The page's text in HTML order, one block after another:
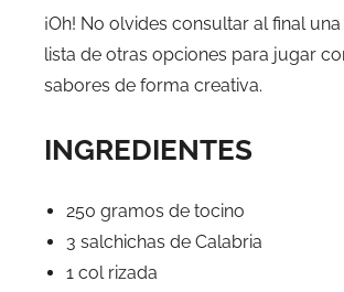
¡Oh! No olvides consultar al final
lista de otras opciones para jugar
sabores de forma creativa.
INGREDIENTES
250 gramos de tocino
3 salchichas de Calabria
1 col rizada